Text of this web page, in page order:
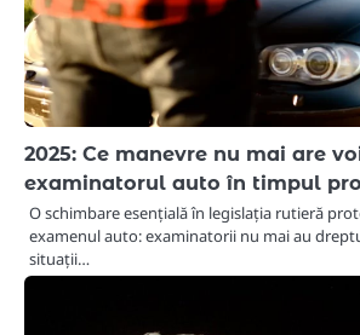
2025: Ce manevre nu mai are
examinatorul auto în timpul
O schimbare esențială în legislația rutieră
examenul auto: examinatorii nu mai au
situații…